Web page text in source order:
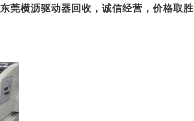
东莞横沥驱动器回收，诚信经营，价格取胜